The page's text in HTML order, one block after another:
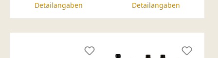
Detailangaben Detailangaben